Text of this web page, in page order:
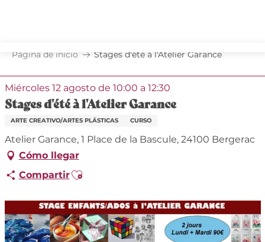
principal
Página de inicio Stages d'été à l'Atelier Garance
Miércoles 12 agosto de 10:00 a 12:30
Stages d'été à l'Atelier Garance
ARTE CREATIVO/ARTES PLÁSTICAS CURSO
Atelier Garance, 1 Place de la Bascule, 24100 Bergerac
Cómo llegar
CompartirAjouter aux favoris